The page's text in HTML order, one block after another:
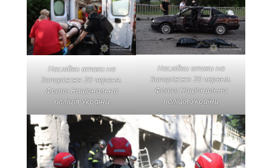
Наслідки атаки на
Запоріжжя 20 червня.
Фото: Національна
поліція України
Наслідки атаки на
Запоріжжя 20 червня.
Фото: Національна
поліція України